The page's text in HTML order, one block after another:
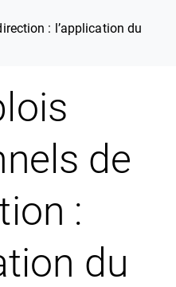
: l’application du
de
:
du